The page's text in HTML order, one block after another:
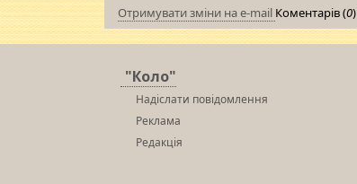
Отримувати зміни на e-mail Коментарів (0)
"Коло"
Надіслати повідомлення
Реклама
Редакція